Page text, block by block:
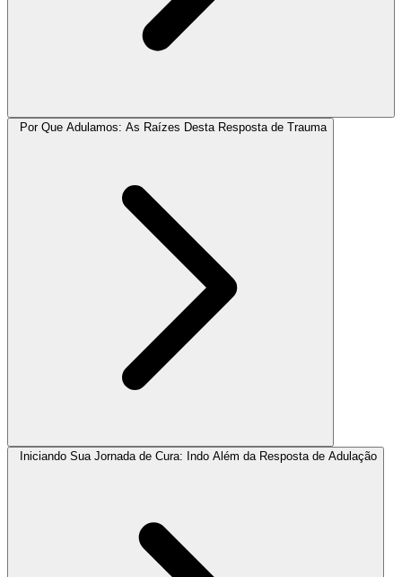
Por Que Adulamos: As Raízes Desta Resposta de Trauma
Iniciando Sua Jornada de Cura: Indo Além da Resposta de Adulação